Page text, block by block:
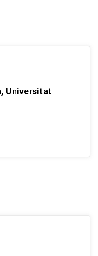
Universitat